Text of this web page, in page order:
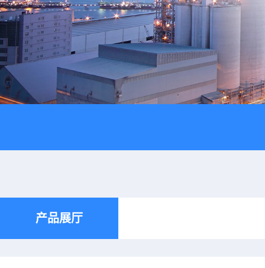
产品展厅